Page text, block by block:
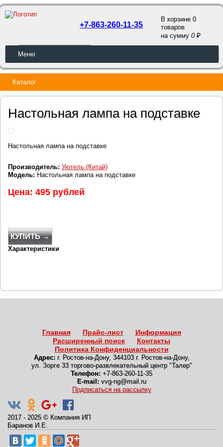
ОБРАТНЫЙ ЗВОНОК
+7-863-260-11-35
В корзине 0
товаров
на сумму0
Меню
Каталог
Настольная лампа на подставке
Настольная лампа на подставке
Производитель: Уютель (Китай)
Модель: Настольная лампа на подставке
Цена: 495 рублей
КУПИТЬ →
Характеристики
Главная Прайс-лист
Информация
Расширенный поиск
Контакты
Политика Конфиденциальности
Адрес: г. Ростов-на-Дону, 344103 г. Ростов-на-Дону,
ул. Зорге 33 торгово-развлекательный центр "Талер"
Телефон: +7-863-260-11-35
E-mail: vvg-ng@mail.ru
Подписаться на рассылку
2017 - 2025 © Компания ИП
Баранов И.Е.